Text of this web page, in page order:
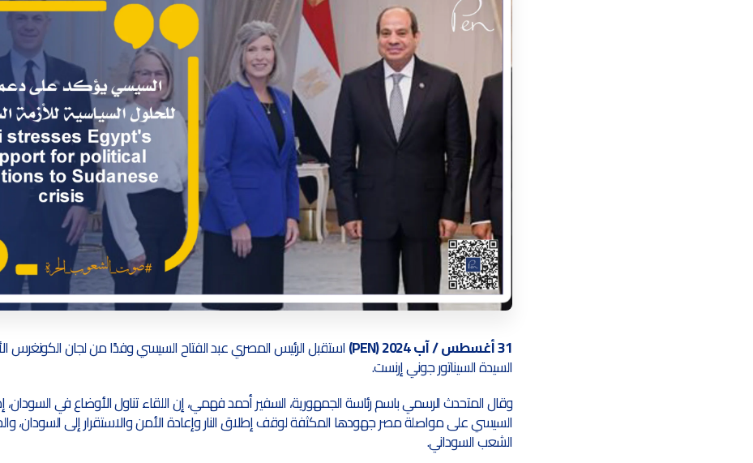
31 أغسطس / آب 2024 (PEN) استقبل الرئيس المصري عبد الفتاح السيسي وفدًا من لجان الكونغرس
السيدة السيناتور جوني إرنست.
وقال المتحدث الرسمي باسم رئاسة الجمهورية، السفير أحمد فهمي، إن اللقاء تناول الأوضاع في السودان،
السيسي على مواصلة مصر جهودها المكثفة لوقف إطلاق النار وإعادة الأمن والاستقرار إلى السودان،
الشعب السوداني.